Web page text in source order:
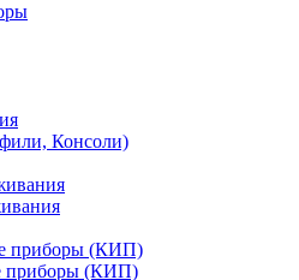
Консоли)
приборы (КИП)
приборы (КИП)